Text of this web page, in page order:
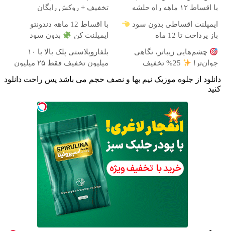
با اقساط ۱۲ ماهه راه حلشه
تخفیف + روکش رایگان
ایمپلنت اقساطی بدون سود
باز پرداخت تا 12 ماه
با اقساط 12 ماهه دندونتو
ایمپلنت کن
بدون سود
چشم‌هایی زیباتر، نگاهی
جوان‌تر!
25% تخفیف
بلفاروپلاستی
بلفاروپلاستی پلک بالا با ۱۰
میلیون تخفیف فقط ۲۵ میلیون
دانلود از جلوه موزیک نیم بها و نصف حجم می باشد پس راحت دانلود
کنید